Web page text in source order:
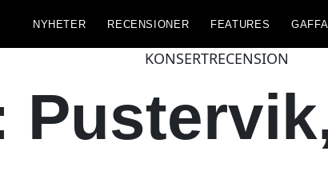
NYHETER RECENSIONER FEATURES
KONSERTRECENSION